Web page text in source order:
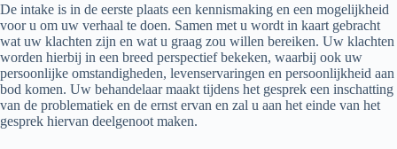
De intake is in de eerste plaats een kennismaking en een mogelijkheid
voor u om uw verhaal te doen. Samen met u wordt in kaart gebracht
wat uw klachten zijn en wat u graag zou willen bereiken. Uw klachten
worden hierbij in een breed perspectief bekeken, waarbij ook uw
persoonlijke omstandigheden, levenservaringen en persoonlijkheid aan
bod komen. Uw behandelaar maakt tijdens het gesprek een inschatting
van de problematiek en de ernst ervan en zal u aan het einde van het
gesprek hiervan deelgenoot maken.